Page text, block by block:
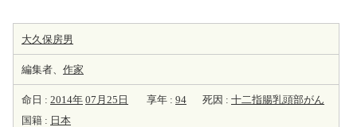
大久保房男
編集者、 作家
命日 : 2014年 07月25日 享年 : 94 死因 : 十二指腸乳頭部がん
国籍 : 日本